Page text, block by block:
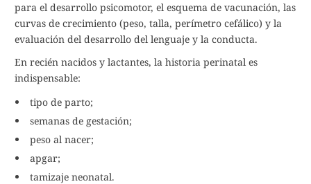
para el desarrollo psicomotor, el esquema de vacunación, las
curvas de crecimiento (peso, talla, perímetro cefálico) y la
evaluación del desarrollo del lenguaje y la conducta.
En recién nacidos y lactantes, la historia perinatal es
indispensable:
tipo de parto;
semanas de gestación;
peso al nacer;
apgar;
tamizaje neonatal.